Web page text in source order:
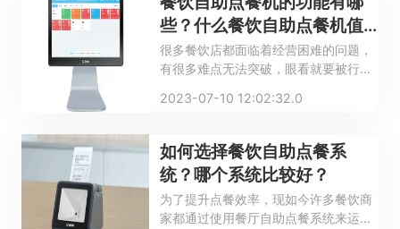
些？什么餐饮自助点餐机值
得信赖？
很多餐饮店都面临着经营困难的问题，
有很多难点无法突破，眼看就要被行业
继出现，给餐饮商家带来了更多的希
点餐机。那么餐饮自助点餐机的功能有
哪些？什么品牌值得信赖？
2023-07-10 12:02:32.0
如何选择餐饮自助点餐系
统？哪个系统比较好？
为了提升点餐效率，现如今许多餐饮商
家都通过使用餐厅自助点餐系统来运营